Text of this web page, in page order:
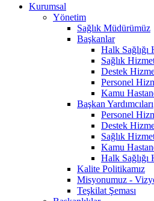
Kurumsal
Yönetim
Sağlık Müdürümüz
Başkanlar
Halk Sağlığı
Sağlık
Destek
Personel
Kamu
Başkan Yardımcıları
Personel
Destek
Sağlık
Kamu
Halk Sağlığı
Kalite Politikamız
Misyonumuz -
Teşkilat Şeması